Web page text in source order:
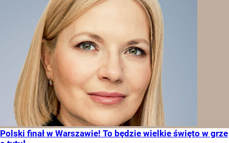
Polski finał w Warszawie! To będzie wielkie święto w grze